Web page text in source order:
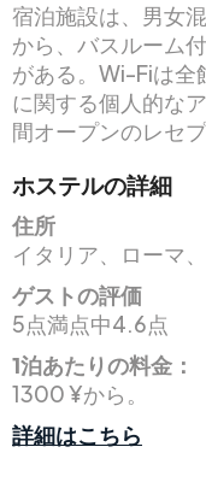
宿泊施設は、男女
から、バスルーム
がある。Wi-Fiは全
に関する個人的な
間オープンのレセ
ホステルの詳細
住所
イタリア、ローマ
ゲストの評価
5点満点中4.6点
1泊あたりの料金：
1300 ¥から。
詳細はこちら